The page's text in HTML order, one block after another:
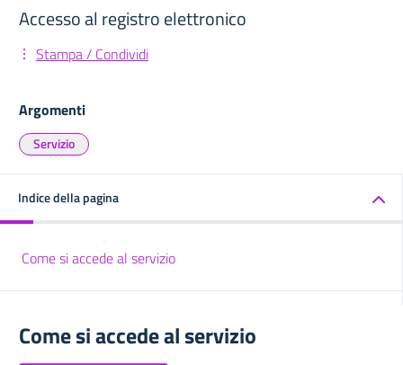
Accesso al registro elettronico
Stampa / Condividi
Argomenti
Servizio
Indice della pagina
Come si accede al servizio
Come si accede al servizio